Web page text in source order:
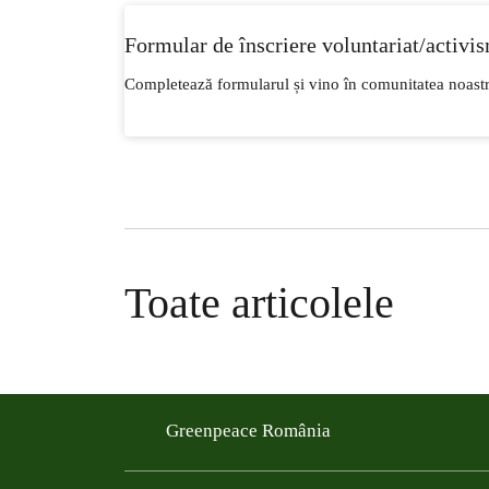
Formular de înscriere voluntariat/
Completează formularul și vino în comunitatea
Toate articolele
Greenpeace România